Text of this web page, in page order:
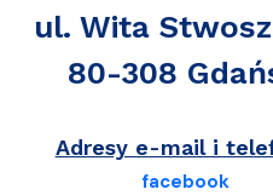
ul. Wita
80-308
Adresy e-mail i
facebook